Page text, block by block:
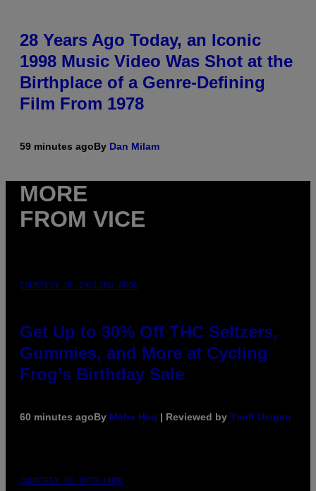
28 Years Ago Today, an Iconic
1998 Music Video Was Shot at the
Birthplace of a Genre-Defining
Film From 1978
59 minutes agoBy Dan Milam
MORE
FROM VICE
COURTESY OF CYCLING FROG
Get Up to 30% Off THC Seltzers,
Gummies, and More at Cycling
Frog’s Birthday Sale
60 minutes agoBy Maha Haq | Reviewed by Ysolt Usigan
COURTESY OF NWTN HOME